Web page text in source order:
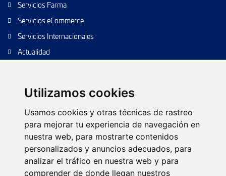
Utilizamos cookies
Usamos cookies y otras técnicas de rastreo
para mejorar tu experiencia de navegación en
nuestra web, para mostrarte contenidos
personalizados y anuncios adecuados, para
analizar el tráfico en nuestra web y para
comprender de donde llegan nuestros
Servicios Farma
Servicios eCommerce
Servicios Internacionales
Actualidad
Envíos de calidad
Envíos Baratos
Política de cookies Configurar cookies
Política de privacidad